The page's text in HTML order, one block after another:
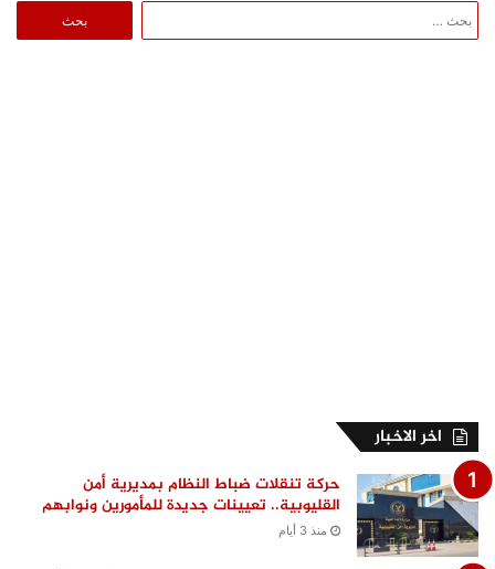
عن:
اخر الاخبار
حركة تنقلات ضباط النظام بمديرية أمن
القليوبية.. تعيينات جديدة للمأمورين ونوابهم
منذ 3 أيام